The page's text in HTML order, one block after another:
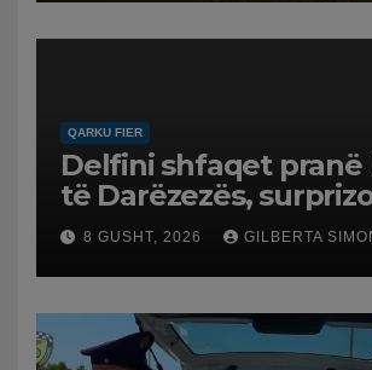
QARKU FIER
Delfini shfaqet
të Darëzezës,
pushuesit dhe
8 GUSHT, 2026 GILBERTA